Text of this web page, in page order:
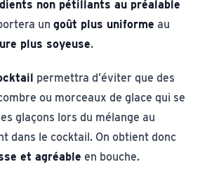
non pétillants au préalable
un goût plus uniforme au
plus soyeuse.
permettra d’éviter que des
ou morceaux de glace qui se
glaçons lors du mélange au
dans le cocktail. On obtient donc
et agréable en bouche.